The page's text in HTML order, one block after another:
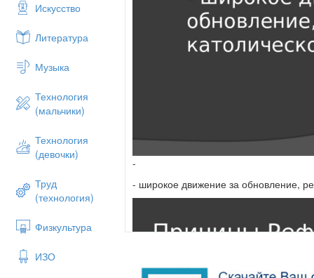
Искусство
Литература
Музыка
Технология
(мальчики)
Технология
(девочки)
Труд
(технология)
Физкультура
ИЗО
-
- широкое движение за обновление,